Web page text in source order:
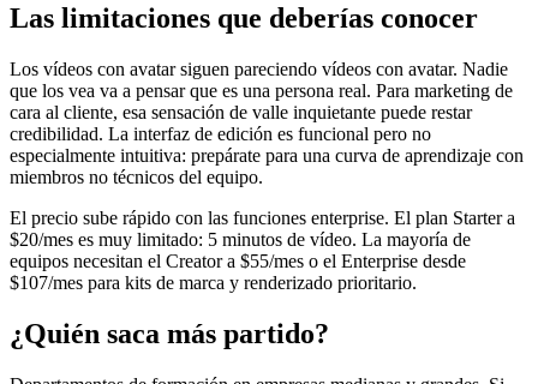
Las limitaciones que deberías conocer
Los vídeos con avatar siguen pareciendo vídeos con avatar. Nadie
que los vea va a pensar que es una persona real. Para marketing de
cara al cliente, esa sensación de valle inquietante puede restar
credibilidad. La interfaz de edición es funcional pero no
especialmente intuitiva: prepárate para una curva de aprendizaje con
miembros no técnicos del equipo.
El precio sube rápido con las funciones enterprise. El plan Starter a
$20/mes es muy limitado: 5 minutos de vídeo. La mayoría de
equipos necesitan el Creator a $55/mes o el Enterprise desde
$107/mes para kits de marca y renderizado prioritario.
¿Quién saca más partido?